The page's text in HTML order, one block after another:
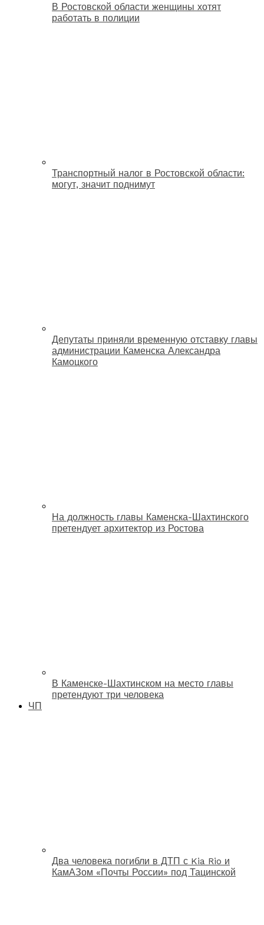
В Ростовской области женщины хотят
работать в полиции
Транспортный налог в Ростовской области:
могут, значит поднимут
Депутаты приняли временную отставку главы
администрации Каменска Александра
Камоцкого
На должность главы Каменска-Шахтинского
претендует архитектор из Ростова
В Каменске-Шахтинском на место главы
претендуют три человека
ЧП
Два человека погибли в ДТП с Kia Rio и
КамАЗом «Почты России» под Тацинской